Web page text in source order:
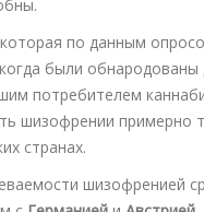
по данным
были
потребителем
шизофрении примерно
странах.
шизофренией